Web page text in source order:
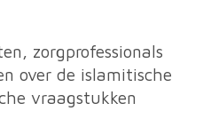
zorgprofessionals
over de islamitische
vraagstukken